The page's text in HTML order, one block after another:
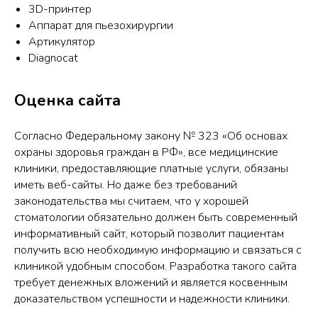
3D-принтер
Аппарат для пьезохирургии
Артикулятор
Diagnocat
Оценка сайта
Согласно Федеральному закону № 323 «Об основах
охраны здоровья граждан в РФ», все медицинские
клиники, предоставляющие платные услуги, обязаны
иметь веб-сайты. Но даже без требований
законодательства мы считаем, что у хорошей
стоматологии обязательно должен быть современный
информативный сайт, который позволит пациентам
получить всю необходимую информацию и связаться с
клиникой удобным способом. Разработка такого сайта
требует денежных вложений и является косвенным
доказательством успешности и надежности клиники.